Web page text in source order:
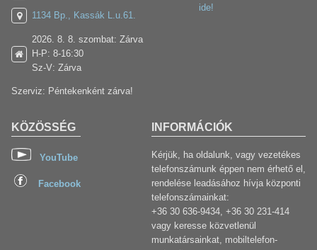
1134 Bp., Kassák L.u.61.
2026. 8. 8. szombat: Zárva
H-P: 8-16:30
Sz-V: Zárva
Szerviz: Péntekenként zárva!
KÖZÖSSÉG
YouTube
Facebook
INFORMÁCIÓK
Kérjük, ha oldalunk, vagy vezetékes
telefonszámunk éppen nem érhető el,
rendelése leadásához hívja központi
telefonszámainkat:
+36 30 636-9434, +36 30 231-414
vagy keresse közvetlenül
munkatársainkat, mobiltelefon-
ide!